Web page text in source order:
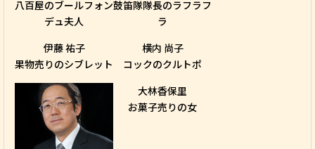
八百屋のブールフォン
デュ夫人
鼓笛隊隊長のラフラフ
ラ
伊藤 祐子
果物売りのシブレット
横内 尚子
コックのクルトポ
大林香保里
お菓子売りの女